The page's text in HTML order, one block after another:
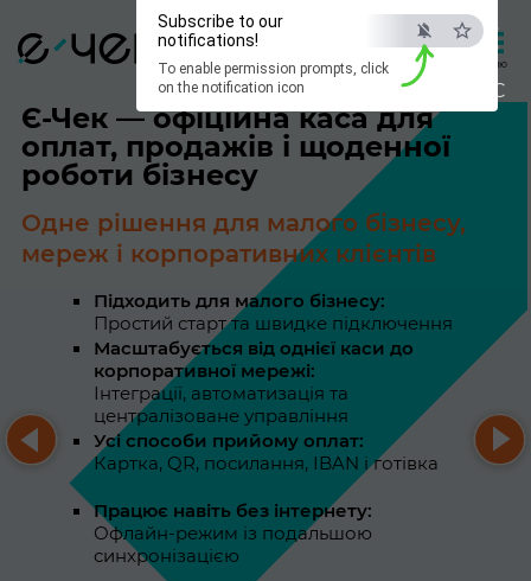
×
ESC
Subscribe to our
notifications!
To enable permission prompts, click
on the notification icon
0 800 21 21 57
Меню
Є-Чек — офіційна каса для
оплат, продажів і щоденної
роботи бізнесу
Одне рішення для малого бізнесу,
мереж і корпоративних клієнтів
Підходить для малого бізнесу:
Простий старт та швидке підключення
Масштабується від однієї каси до
корпоративної мережі:
Інтеграції, автоматизація та
централізоване управління
Усі способи прийому оплат:
Картка, QR, посилання, IBAN і готівка
Працює навіть без інтернету:
Офлайн-режим із подальшою
синхронізацією